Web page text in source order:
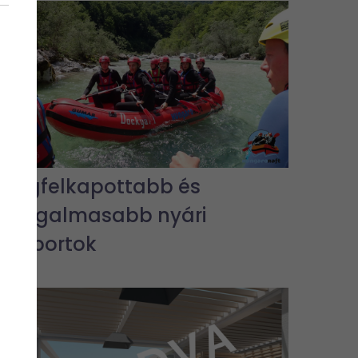
A legfelkapottabb és
legizgalmasabb nyári
vízisportok